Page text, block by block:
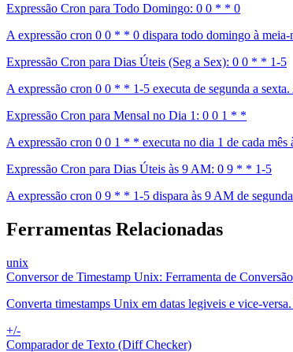
Expressão Cron para Todo Domingo: 0 0 * * 0
A expressão cron 0 0 * * 0 dispara todo domingo à
Expressão Cron para Dias Úteis (Seg a Sex): 0 0 * * 1-5
A expressão cron 0 0 * * 1-5 executa de segunda a
Expressão Cron para Mensal no Dia 1: 0 0 1 * *
A expressão cron 0 0 1 * * executa no dia 1 de cada
Expressão Cron para Dias Úteis às 9 AM: 0 9 * * 1-5
A expressão cron 0 9 * * 1-5 dispara às 9 AM de
Ferramentas Relacionadas
unix
Conversor de Timestamp Unix: Ferramenta de
Converta timestamps Unix em datas legiveis e vice-
+/-
Comparador de Texto (Diff Checker)